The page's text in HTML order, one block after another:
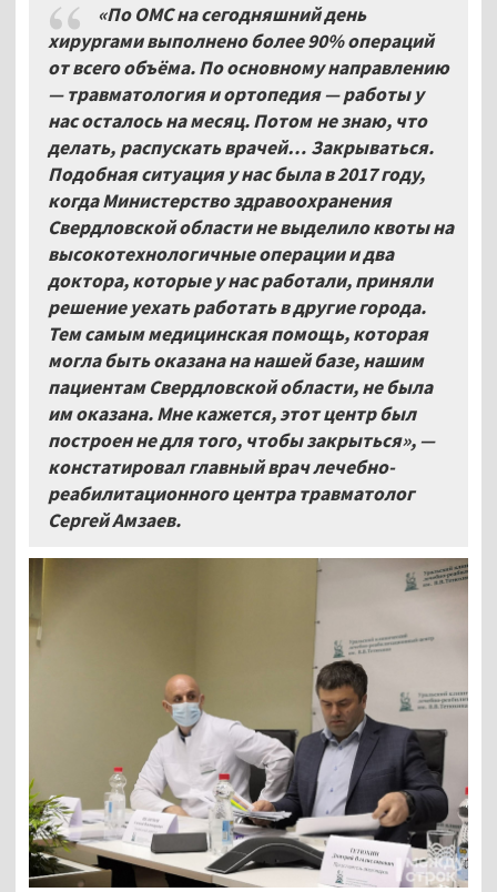
«По ОМС на сегодняшний день
хирургами выполнено более 90% операций
от всего объёма. По основному направлению
— травматология и ортопедия — работы у
нас осталось на месяц. Потом не знаю, что
делать, распускать врачей… Закрываться.
Подобная ситуация у нас была в 2017 году,
когда Министерство здравоохранения
Свердловской области не выделило квоты на
высокотехнологичные операции и два
доктора, которые у нас работали, приняли
решение уехать работать в другие города.
Тем самым медицинская помощь, которая
могла быть оказана на нашей базе, нашим
пациентам Свердловской области, не была
им оказана. Мне кажется, этот центр был
построен не для того, чтобы закрыться», —
констатировал главный врач лечебно-
реабилитационного центра травматолог
Сергей Амзаев.